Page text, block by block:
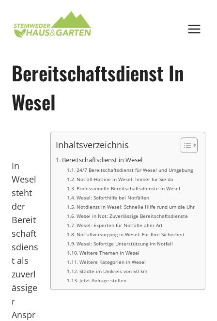
springen
Bereitschaftsdienst In
Wesel
Inhaltsverzeichnis
Bereitschaftsdienst in Wesel
24/7 Bereitschaftsdienst für Wesel und Umgebung
Notfall-Hotline in Wesel: Immer für Sie da
Professionelle Bereitschaftsdienste in Wesel
Wesel: Soforthilfe bei Notfällen
Notdienst in Wesel: Schnelle Hilfe rund um die Uhr
Wesel in Not: Zuverlässige Bereitschaftsdienste
Wesel: Experten für Notfälle aller Art
Notfallversorgung in Wesel: Für Ihre Sicherheit
Wesel: Sofortige Unterstützung im Notfall
Weitere Themen in Wesel
Weitere Kategorien in Wesel
Städte im Umkreis von 50 km
Jetzt Anfrage stellen
In
Wesel
steht
der
Bereit
schaft
sdiens
t als
zuverl
ässige
r
Anspr